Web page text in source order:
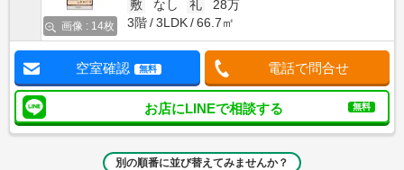
画像 : 14枚
敷
なし 礼
28万
3階
3LDK 66.7㎡
空室確認 無料 電話で問合せ
お店にLINEで相談する 無料
別の順番に並び替えてみませんか？